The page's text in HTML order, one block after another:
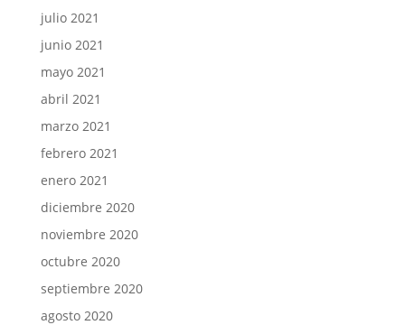
julio 2021
junio 2021
mayo 2021
abril 2021
marzo 2021
febrero 2021
enero 2021
diciembre 2020
noviembre 2020
octubre 2020
septiembre 2020
agosto 2020